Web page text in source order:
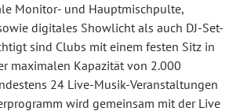
Monitor- und Hauptmischpulte,
digitales Showlicht als auch DJ-Set-
sind Clubs mit einem festen Sitz in
maximalen Kapazität von 2.000
24 Live-Musik-Veranstaltungen
wird gemeinsam mit der Live